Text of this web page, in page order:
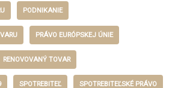
PODNIKANIE
PRÁVO EURÓPSKEJ ÚNIE
RENOVOVANÝ TOVAR
SPOTREBITEĽ SPOTREBITEĽSKÉ PRÁVO